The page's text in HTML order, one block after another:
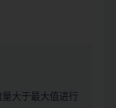
大于最大值进行